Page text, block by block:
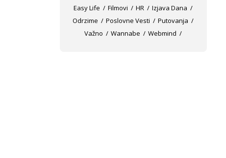
Easy Life
Filmovi HR
Izjava Dana
Odrzime
Poslovne Vesti
Putovanja
Važno
Wannabe Webmind